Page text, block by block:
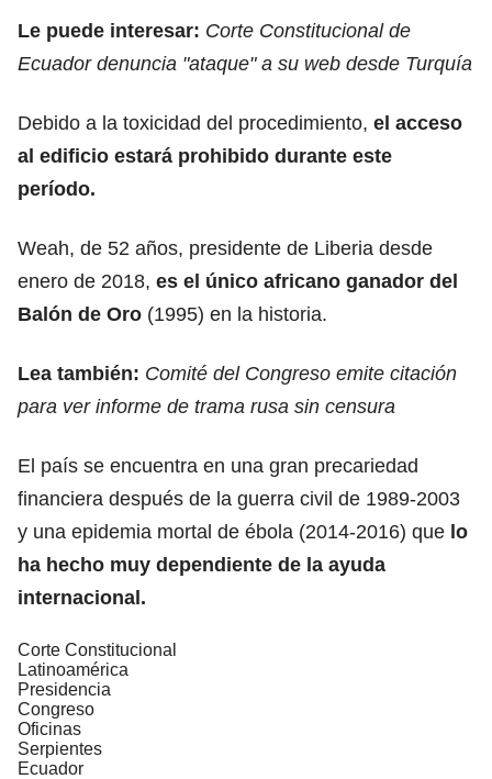
Le puede interesar: Corte Constitucional de
Ecuador denuncia "ataque" a su web desde Turquía
Debido a la toxicidad del procedimiento, el acceso
al edificio estará prohibido durante este
período.
Weah, de 52 años, presidente de Liberia desde
enero de 2018, es el único africano ganador del
Balón de Oro (1995) en la historia.
Lea también: Comité del Congreso emite citación
para ver informe de trama rusa sin censura
El país se encuentra en una gran precariedad
financiera después de la guerra civil de 1989-2003
y una epidemia mortal de ébola (2014-2016) que lo
ha hecho muy dependiente de la ayuda
internacional.
Corte Constitucional
Latinoamérica
Presidencia
Congreso
Oficinas
Serpientes
Ecuador